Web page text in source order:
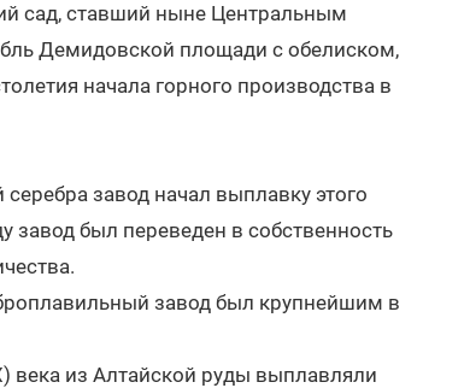
сад, ставший ныне Центральным
Демидовской площади с обелиском,
начала горного производства в
завод начал выплавку этого
завод был переведен в собственность
завод был крупнейшим в
века из Алтайской руды выплавляли